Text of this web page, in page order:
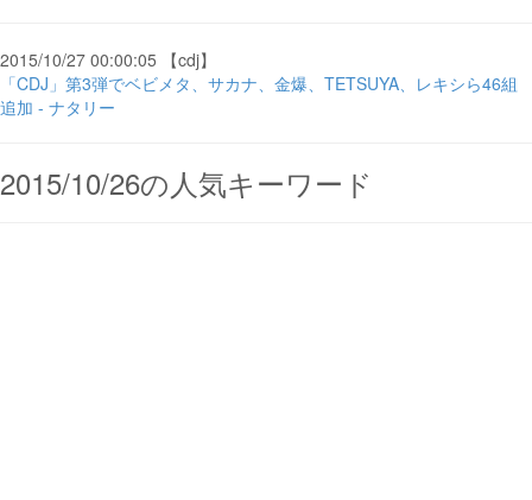
2015/10/27 00:00:05 【cdj】
「CDJ」第3弾でベビメタ、サカナ、金爆、TETSUYA、レキシら46組
追加 - ナタリー
2015/10/26の人気キーワード